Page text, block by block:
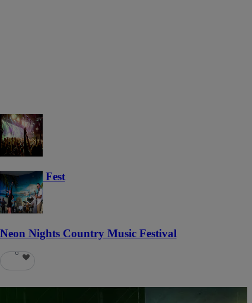
Haunted Fest
58
Neon Nights Country Music Festival
6